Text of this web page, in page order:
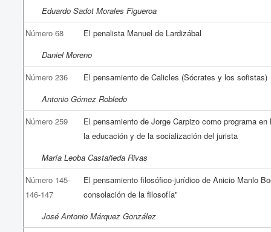
Eduardo Sadot Morales Figueroa
Número 68
El penalista Manuel de Lardizábal
Daniel Moreno
Número 236
El pensamiento de Calicles (Sócrates y los sofistas)
Antonio Gómez Robledo
Número 259
El pensamiento de Jorge Carpizo como programa en
la educación y de la socialización del jurista
María Leoba Castañeda Rivas
Número 145-
146-147
El pensamiento filosófico-jurídico de Anicio Manlo
consolación de la filosofía"
José Antonio Márquez González